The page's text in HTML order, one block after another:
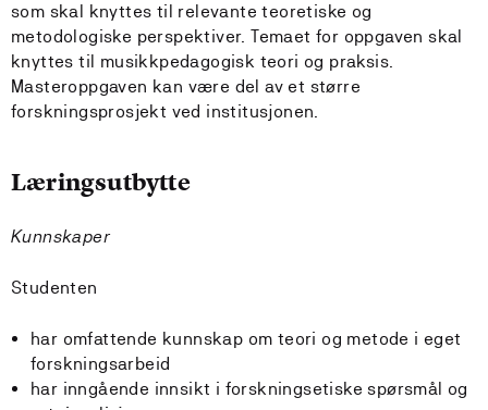
som skal knyttes til relevante teoretiske og
metodologiske perspektiver. Temaet for oppgaven skal
knyttes til musikkpedagogisk teori og praksis.
Masteroppgaven kan være del av et større
forskningsprosjekt ved institusjonen.
Læringsutbytte
Kunnskaper
Studenten
har omfattende kunnskap om teori og metode i eget
forskningsarbeid
har inngående innsikt i forskningsetiske spørsmål og